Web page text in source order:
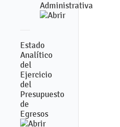
Administrativa
Estado
Analítico
del
Ejercicio
del
Presupuesto
de
Egresos